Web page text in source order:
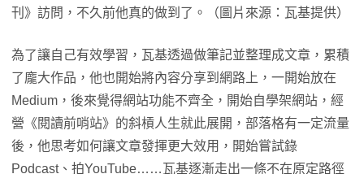
刊》訪問，不久前他真的做到了。（圖片來源：瓦基提供）
為了讓自己有效學習，瓦基透過做筆記並整理成文章，累積
了龐大作品，他也開始將內容分享到網路上，一開始放在
Medium，後來覺得網站功能不齊全，開始自學架網站，經
營《閱讀前哨站》的斜槓人生就此展開，部落格有一定流量
後，他思考如何讓文章發揮更大效用，開始嘗試錄
Podcast、拍YouTube……瓦基逐漸走出一條不在原定路徑